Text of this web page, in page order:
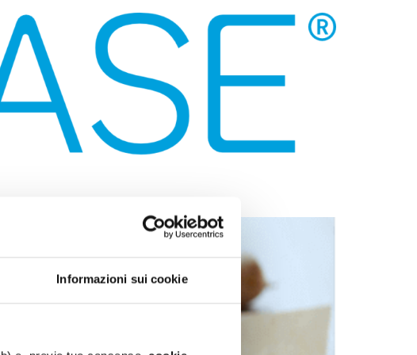
Informazioni sui cookie